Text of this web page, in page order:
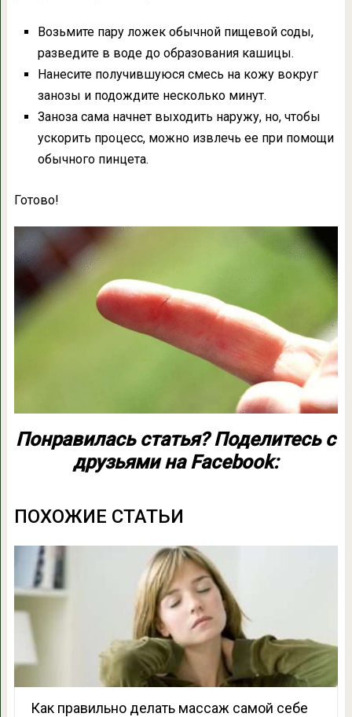
Возьмите пару ложек обычной пищевой соды,
разведите в воде до образования кашицы.
Нанесите получившуюся смесь на кожу вокруг
занозы и подождите несколько минут.
Заноза сама начнет выходить наружу, но, чтобы
ускорить процесс, можно извлечь ее при помощи
обычного пинцета.
Готово!
Понравилась статья? Поделитесь с
друзьями на Facebook:
ПОХОЖИЕ СТАТЬИ
Как правильно делать массаж самой себе